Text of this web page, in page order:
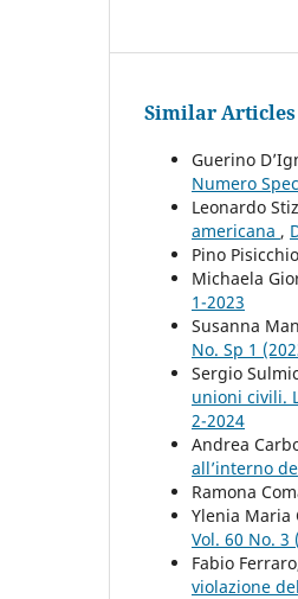
Similar Articles
Guerino
Numero
Leonardo
americana ,
Pino
Michaela
1-2023
Susanna
No. Sp 1
Sergio
unioni civili.
2-2024
Andrea
all’interno
Ramona
Ylenia Maria
Vol. 60 No. 3
Fabio
violazione